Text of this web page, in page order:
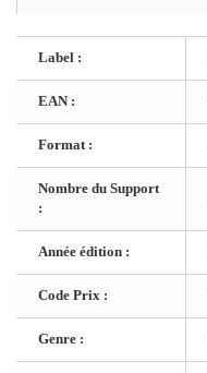
Label :
EAN :
Format :
Nombre du Support
:
Année édition :
Code Prix :
Genre :